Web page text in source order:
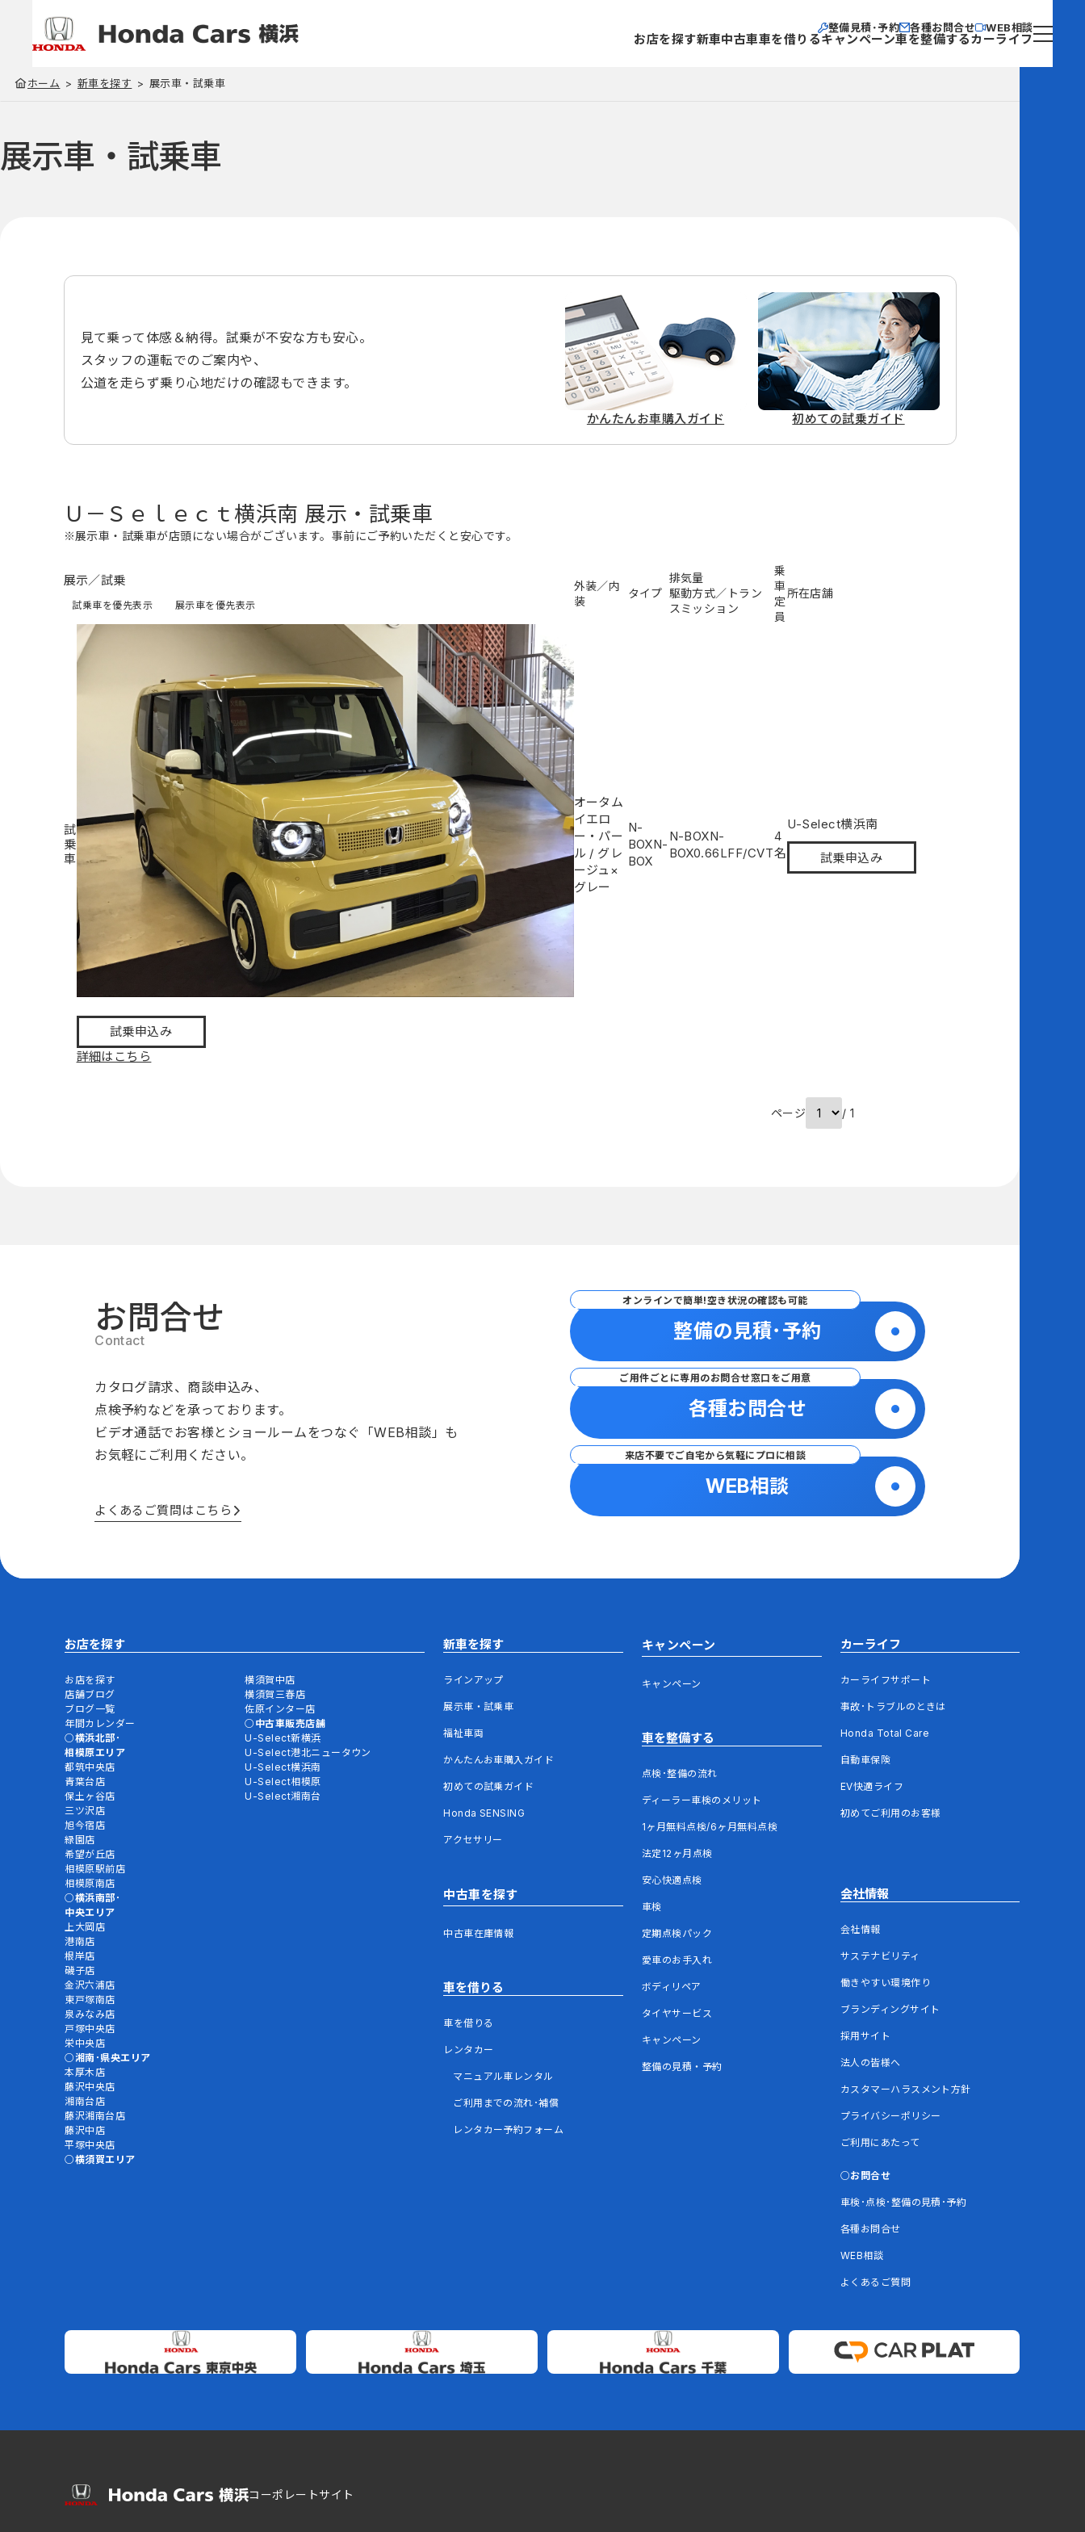
整備見積･予約 各種お問合せ WEB相談
お店を探す新車中古車車を借りるキャンペーン車を整備するカーライフ
ホーム 新車を探す 展示車・試乗車
展示車・試乗車
見て乗って体感＆納得。試乗が不安な方も安心。
スタッフの運転でのご案内や、
公道を走らず乗り心地だけの確認もできます。
かんたんお車購入ガイド 初めての試乗ガイド
Ｕ－Ｓｅｌｅｃｔ横浜南 展示・試乗車
※展示車・試乗車が店頭にない場合がございます。事前にご予約いただくと安心です。
展示／試乗
試乗車を優先表示 展示車を優先表示
外装／内
装
タイプ
排気量
駆動方式／トラン
スミッション
乗
車
定
員
所在店舗
試
乗
車
試乗申込み
詳細はこちら
オータム
イエロ
ー・パー
ル / グレ
ージュ×
グレー
N-
BOXN-
BOX
N-BOXN-
BOX0.66LFF/CVT
4
名
U-Select横浜南
試乗申込み
ページ / 1
お問合せ
カタログ請求、商談申込み、
点検予約などを承っております。
ビデオ通話でお客様とショールームをつなぐ
「WEB相談」も
お気軽にご利用ください。
よくあるご質問はこちら
オンラインで簡単!空き状況の確認も可能
整備の見積･予約
ご用件ごとに専用のお問合せ窓口をご用意
各種お問合せ
来店不要でご自宅から気軽にプロに相談
WEB相談
お店を探す
お店を探す
店舗ブログ
ブログ一覧
年間カレンダー
横浜北部･
相模原エリア
都筑中央店
青葉台店
保土ヶ谷店
三ツ沢店
旭今宿店
緑園店
希望が丘店
相模原駅前店
相模原南店
横浜南部･
中央エリア
上大岡店
港南店
根岸店
磯子店
金沢六浦店
東戸塚南店
泉みなみ店
戸塚中央店
栄中央店
湘南･県央エリア
本厚木店
藤沢中央店
湘南台店
藤沢湘南台店
藤沢中店
平塚中央店
横須賀エリア
横須賀中店
横須賀三春店
佐原インター店
中古車販売店舗
U-Select新横浜
U-Select港北ニュータウン
U-Select横浜南
U-Select相模原
U-Select湘南台
新車を探す
ラインアップ
展示車・試乗車
福祉車両
かんたんお車購入ガイド
初めての試乗ガイド
Honda SENSING
アクセサリー
中古車を探す
中古車在庫情報
車を借りる
車を借りる
レンタカー
マニュアル車レンタル
ご利用までの流れ･補償
レンタカー予約フォーム
キャンペーン
キャンペーン
車を整備する
点検･整備の流れ
ディーラー車検のメリット
1ヶ月無料点検/6ヶ月無料点検
法定12ヶ月点検
安心快適点検
車検
定期点検パック
愛車のお手入れ
ボディリペア
タイヤサービス
キャンペーン
整備の見積・予約
カーライフ
カーライフサポート
事故･トラブルのときは
Honda Total Care
自動車保険
EV快適ライフ
初めてご利用のお客様
会社情報
会社情報
サステナビリティ
働きやすい環境作り
ブランディングサイト
採用サイト
法人の皆様へ
カスタマーハラスメント方針
プライバシーポリシー
ご利用にあたって
お問合せ
車検･点検･整備の見積･予約
各種お問合せ
WEB相談
よくあるご質問
コーポレートサイト